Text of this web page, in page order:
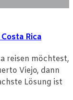
Rica
reisen möchtest,
Viejo, dann
Lösung ist